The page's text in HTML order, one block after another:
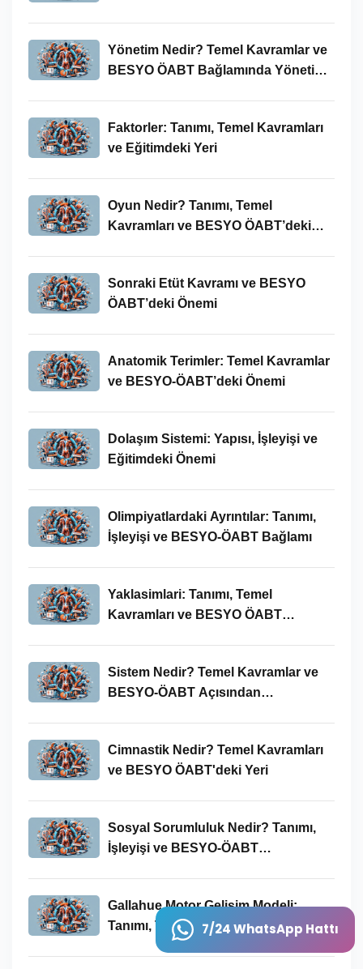
7/24 WhatsApp Hattı
Yönetim Nedir? Temel Kavramlar ve
BESYO ÖABT Bağlamında Yönetim
Faktorler: Tanımı, Temel Kavramları
ve Eğitimdeki Yeri
Oyun Nedir? Tanımı, Temel
Kavramları ve BESYO ÖABT’deki
Sonraki Etüt Kavramı ve BESYO
ÖABT’deki Önemi
Anatomik Terimler: Temel Kavramlar
ve BESYO-ÖABT’deki Önemi
Dolaşım Sistemi: Yapısı, İşleyişi ve
Eğitimdeki Önemi
Olimpiyatlardaki Ayrıntılar: Tanımı,
İşleyişi ve BESYO-ÖABT Bağlamı
Yaklasimlari: Tanımı, Temel
Kavramları ve BESYO ÖABT
Sistem Nedir? Temel Kavramlar ve
BESYO-ÖABT Açısından
Cimnastik Nedir? Temel Kavramları
ve BESYO ÖABT'deki Yeri
Sosyal Sorumluluk Nedir? Tanımı,
İşleyişi ve BESYO-ÖABT
Gallahue Motor Gelişim Modeli:
Tanımı, Temel Kavramları ve BESYO-
ÖABT Bağlamındaki Önemi